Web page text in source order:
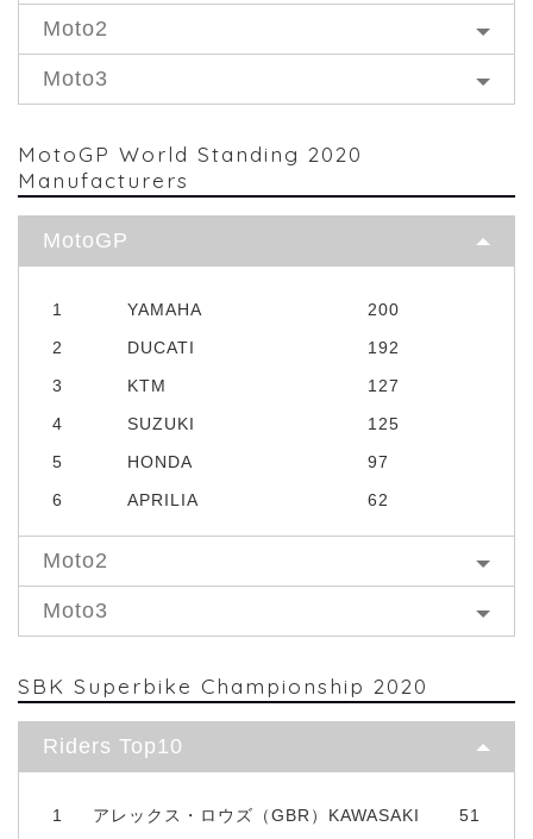
Moto2
Moto3
MotoGP World Standing 2020
Manufacturers
MotoGP
1 YAMAHA
200
2
DUCATI
192
3
KTM
127
4
SUZUKI
125
5
HONDA
97
6
APRILIA 62
Moto2
Moto3
SBK Superbike Championship 2020
Riders Top10
1 アレックス・ロウズ（GBR）KAWASAKI 51